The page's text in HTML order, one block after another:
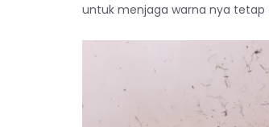
untuk menjaga warna nya tetap